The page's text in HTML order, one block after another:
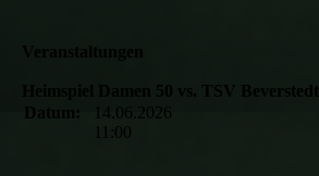
Veranstaltungen
Heimspiel Damen 50 vs. TSV Beverstedt
Datum:
14.06.2026
11:00